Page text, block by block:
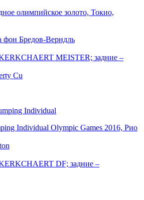
олимпийское золото, Токио,
фон Бредов-Верндль
MEISTER; задние –
Cu
Individual
Individual Olympic Games 2016, Рио
DF; задние –